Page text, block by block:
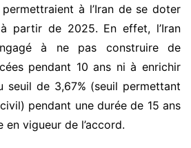
à l’Iran de se doter
à partir de 2025. En effet, l’Iran
à ne pas construire de
pendant 10 ans ni à enrichir
seuil de 3,67% (seuil permettant
pendant une durée de 15 ans
en vigueur de l’accord.